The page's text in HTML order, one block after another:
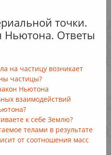
точки.
Ньютона. Ответы
на частицу возникает
частицы?
Ньютона
взаимодействий
к себе Землю?
телами в результате
от соотношения масс